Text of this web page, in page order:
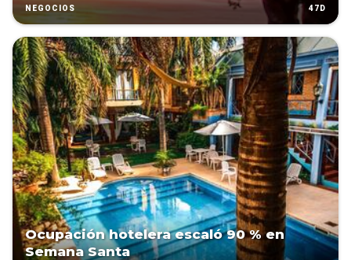
NEGOCIOS 47D
Ocupación hotelera escaló 90 % en
Semana Santa